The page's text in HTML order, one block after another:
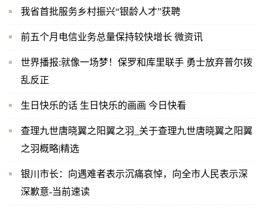
我省首批服务乡村振兴“银龄人才”获聘
前五个月电信业务总量保持较快增长 微资讯
世界播报:就像一场梦！保罗和库里联手 勇士放弃普尔拨
乱反正
生日快乐的话 生日快乐的画画 今日快看
查理九世唐晓翼之阳翼之羽_关于查理九世唐晓翼之阳翼
之羽概略|精选
银川市长：向遇难者表示沉痛哀悼，向全市人民表示深
深歉意-当前速读